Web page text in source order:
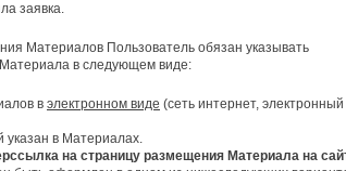
заявка.
Материалов Пользователь обязан указывать
в следующем виде:
в электронном виде (сеть интернет, электронный
указан в Материалах.
на страницу размещения Материала на